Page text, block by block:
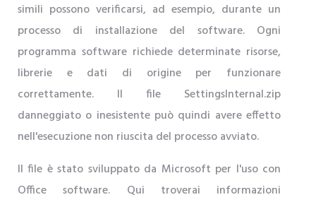
simili possono verificarsi, ad esempio, durante un
processo di installazione del software. Ogni
programma software richiede determinate risorse,
librerie e dati di origine per funzionare
correttamente. Il file SettingsInternal.zip
danneggiato o inesistente può quindi avere effetto
nell'esecuzione non riuscita del processo avviato.
Il file è stato sviluppato da Microsoft per l'uso con
Office software. Qui troverai informazioni